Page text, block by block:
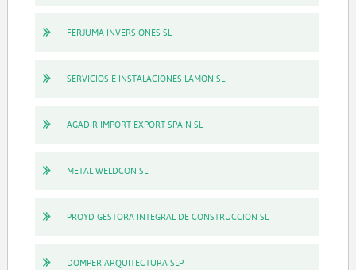
FERJUMA INVERSIONES SL
SERVICIOS E INSTALACIONES LAMON SL
AGADIR IMPORT EXPORT SPAIN SL
METAL WELDCON SL
PROYD GESTORA INTEGRAL DE CONSTRUCCION SL
DOMPER ARQUITECTURA SLP